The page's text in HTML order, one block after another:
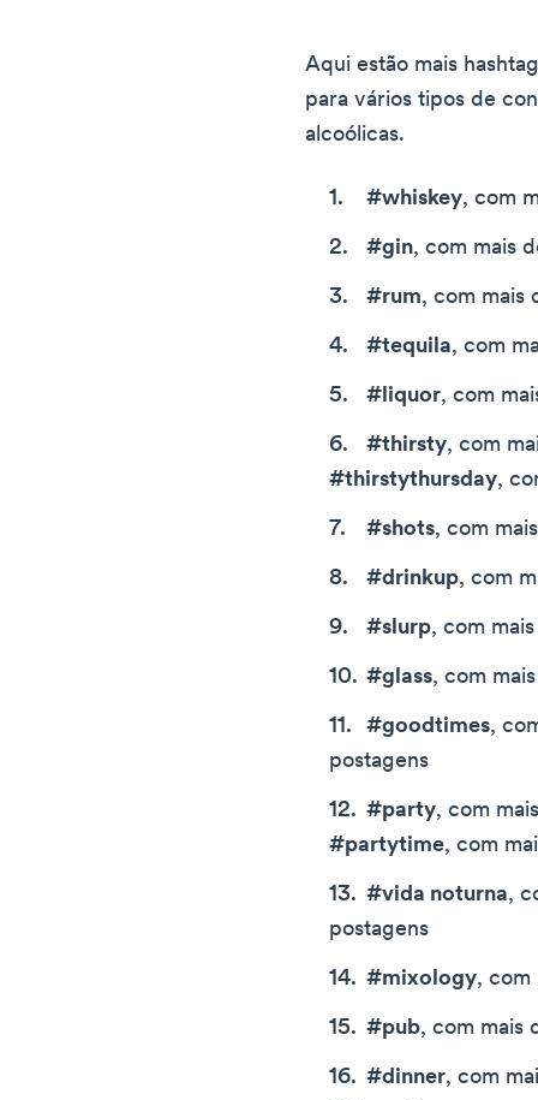
Aqui estão mais
para vários tipos de
alcoólicas.
#whiskey, com
#gin, com mais
#rum, com mais
#tequila, com
#liquor, com
#thirsty, com
#thirstythursday,
#shots, com
#drinkup, com
#slurp, com
#glass, com
#goodtimes,
postagens
#party, com
#partytime, com
#vida noturna,
postagens
#mixology, com
#pub, com mais
#dinner, com